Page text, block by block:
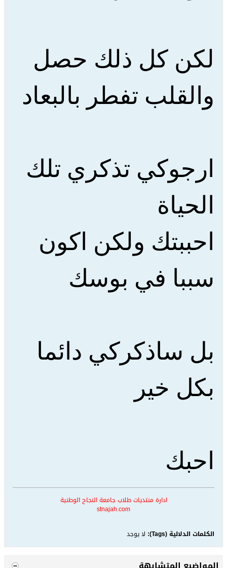
لكن كل ذلك حصل
والقلب تفطر بالبعاد
ارجوكي تذكري تلك
الحياة
احببتك ولكن اكون
سببا في بوسك
بل ساذكركي دائما
بكل خير
احبك
ادارة منتديات طلاب جامعة النجاح الوطنية
stnajah.com
الكلمات الدلالية (Tags): لا يوجد